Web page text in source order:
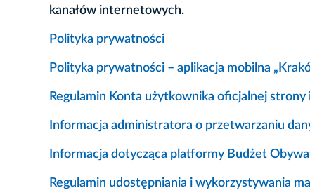
kanałów internetowych.
Polityka prywatności
Polityka prywatności – aplikacja mobilna
Regulamin Konta użytkownika oficjalnej
Informacja administratora o przetwarzaniu
Informacja dotycząca platformy Budżet
Regulamin udostępniania i wykorzystywania